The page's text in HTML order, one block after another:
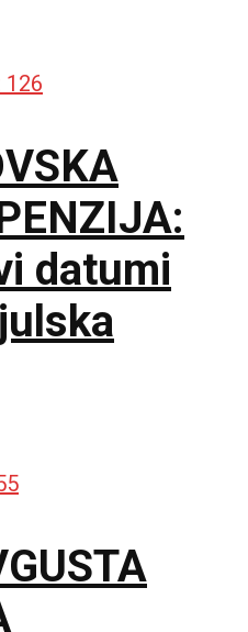
126
datumi